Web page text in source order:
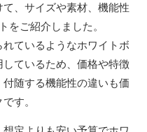
、サイズや素材、機能性
をご紹介しました。
ているようなホワイトボ
ているため、価格や特徴
随する機能性の違いも価
す。